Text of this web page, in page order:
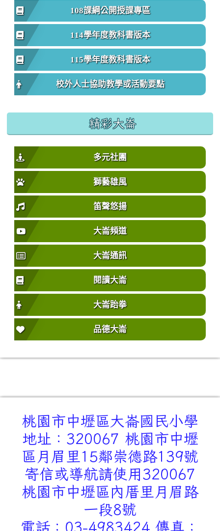
108課綱公開授課專區
114學年度教科書版本
115學年度教科書版本
校外人士協助教學或活動要點
精彩大崙
多元社團
獅藝雄風
笛聲悠揚
大崙頻道
大崙通訊
閱讀大崙
大崙跆拳
品德大崙
桃園市中壢區大崙國民小學
地址：320067 桃園市中壢
區月眉里15鄰崇德路139號
寄信或導航請使用320067
桃園市中壢區內厝里月眉路
一段8號
電話：03-4983424 傳真：